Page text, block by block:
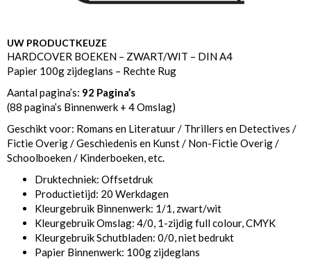
UW PRODUCTKEUZE
HARDCOVER BOEKEN – ZWART/WIT – DIN A4
Papier 100g zijdeglans – Rechte Rug
Aantal pagina’s: 92 Pagina’s
(88 pagina’s Binnenwerk + 4 Omslag)
Geschikt voor: Romans en Literatuur / Thrillers en Detectives /
Fictie Overig / Geschiedenis en Kunst / Non-Fictie Overig /
Schoolboeken / Kinderboeken, etc.
Druktechniek: Offsetdruk
Productietijd: 20 Werkdagen
Kleurgebruik Binnenwerk: 1/1, zwart/wit
Kleurgebruik Omslag: 4/0, 1-zijdig full colour, CMYK
Kleurgebruik Schutbladen: 0/0, niet bedrukt
Papier Binnenwerk: 100g zijdeglans